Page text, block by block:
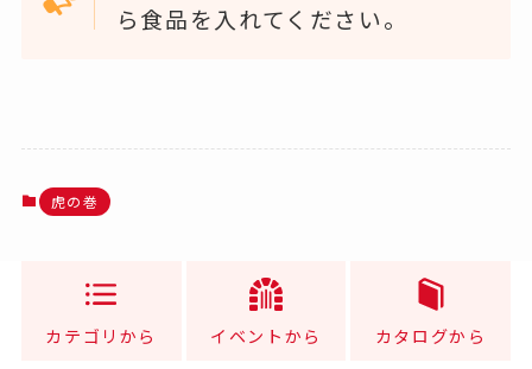
ら食品を入れてください。
虎の巻
カテゴリから イベントから カタログから